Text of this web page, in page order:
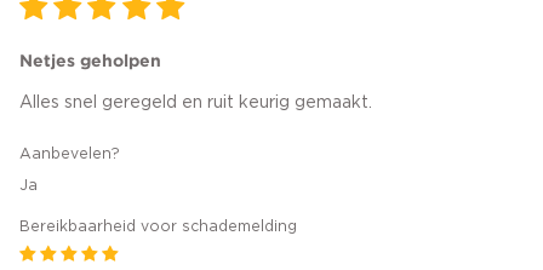
Netjes geholpen
Alles snel geregeld en ruit keurig gemaakt.
Aanbevelen?
Ja
Bereikbaarheid voor schademelding